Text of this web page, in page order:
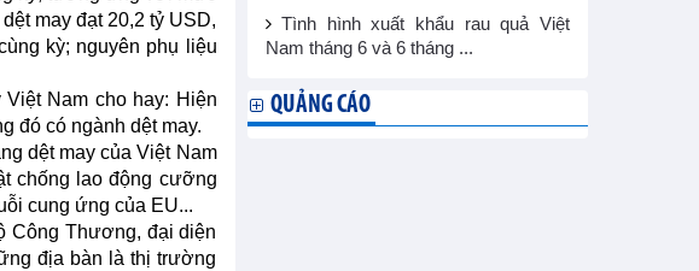
may đạt 20,2 tỷ USD,
kỳ; nguyên phụ liệu
Nam cho hay: Hiện
đó có ngành dệt may.
dệt may của Việt Nam
chống lao động cưỡng
cung ứng của EU...
Công Thương, đại diện
địa bàn là thị trường
Tình hình xuất khẩu rau quả Việt
Nam tháng 6 và 6 tháng ...
QUẢNG CÁO